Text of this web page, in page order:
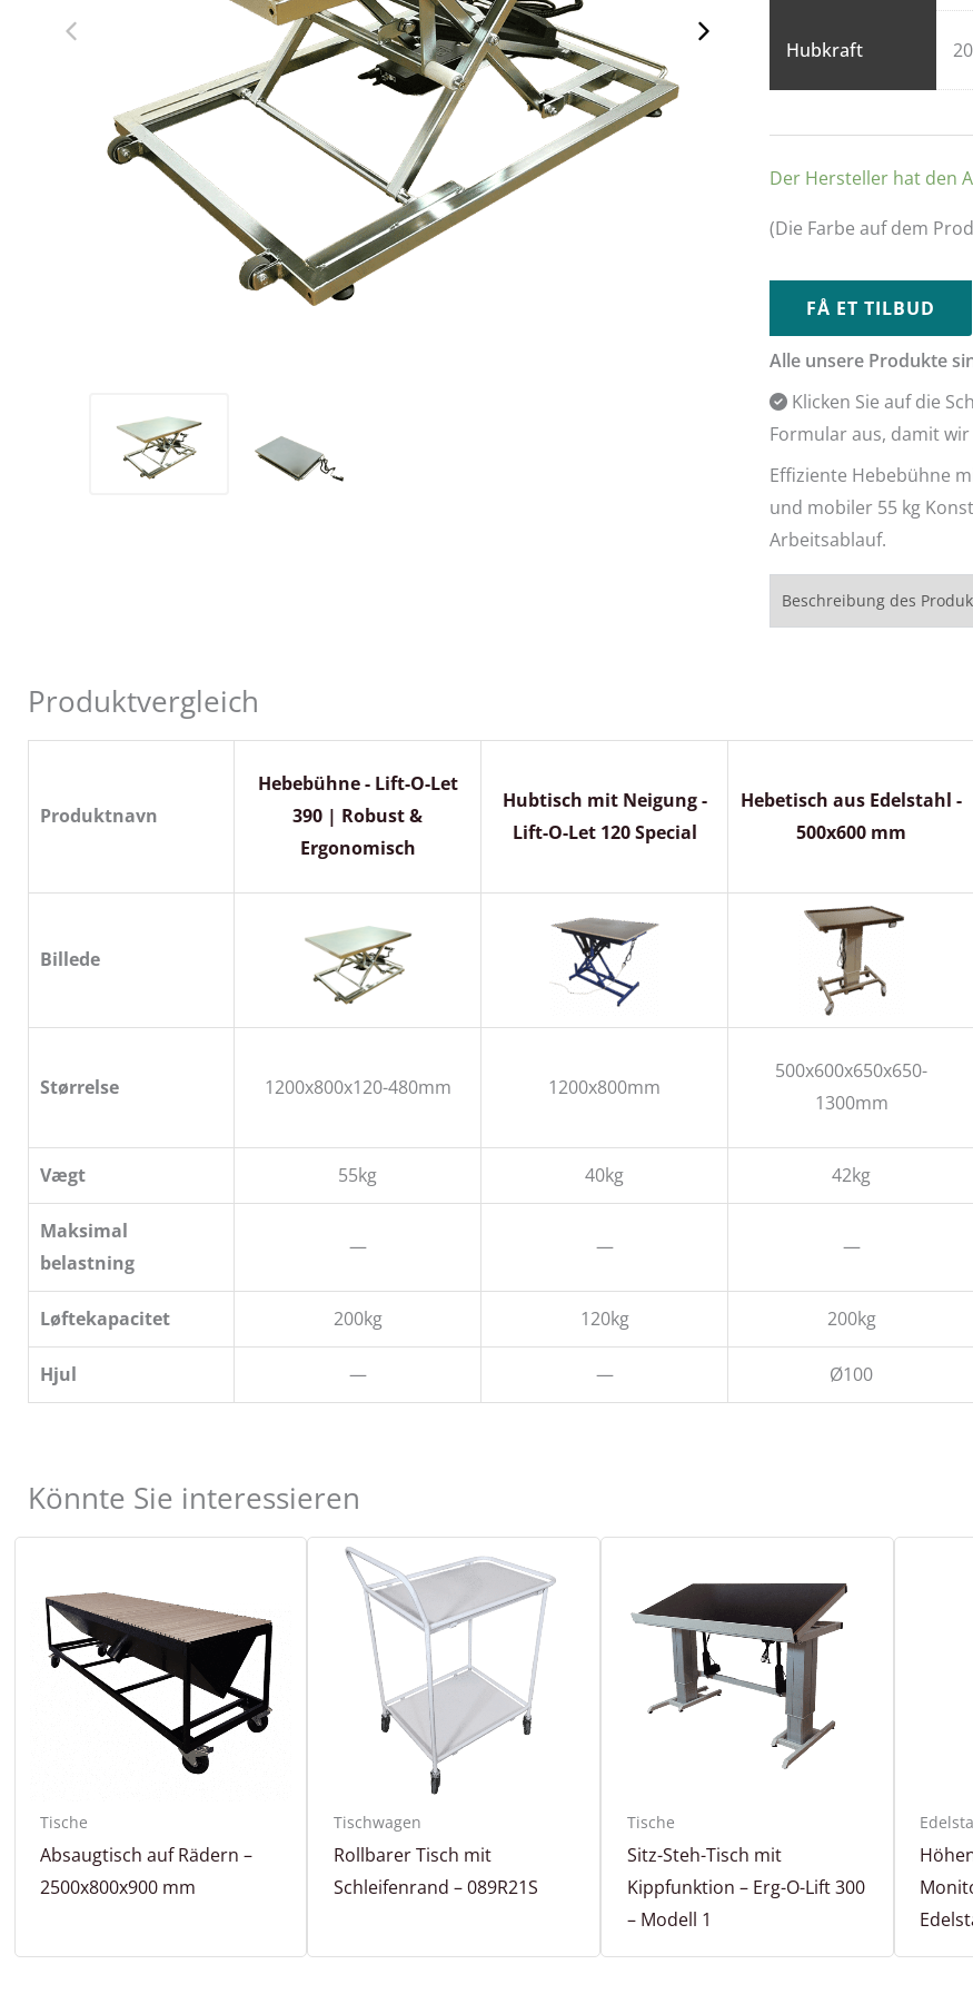
Hubkraft
Der Hersteller hat den
Alternative:
(Die Farbe auf dem
FÅ ET TILBUD
Alle unsere Produkte
Klicken Sie auf die
Formular aus, damit
Effiziente Hebebühne
und mobiler 55 kg
Arbeitsablauf.
Beschreibung des
Produktvergleich
Produktnavn
Hebebühne - Lift-O-Let
390 | Robust &
Ergonomisch
Hubtisch mit Neigung -
Lift-O-Let 120 Special
Hebetisch aus Edelstahl -
500x600 mm
Billede
Størrelse 1200x800x120-480mm 1200x800mm
500x600x650x650-
1300mm
Vægt 55kg 40kg 42kg
Maksimal
belastning
— — —
Løftekapacitet 200kg 120kg 200kg
Hjul — — Ø100
Könnte Sie interessieren
Tische
Absaugtisch auf Rädern –
2500x800x900 mm
Tischwagen
Rollbarer Tisch mit
Schleifenrand – 089R21S
Tische
Sitz-Steh-Tisch mit
Kippfunktion – Erg-O-Lift 300
– Modell 1